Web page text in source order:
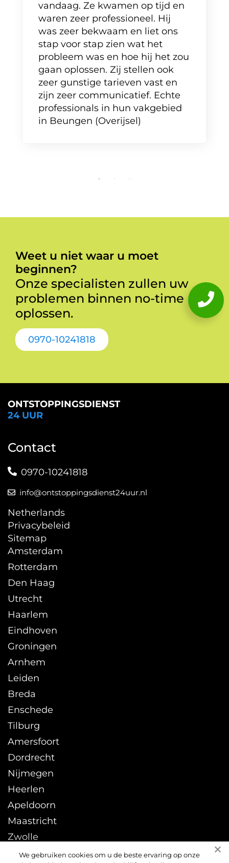
vandaag. Ze kwamen op tijd en
waren zeer professioneel. Hij
was zeer bekwaam en liet ons
stap voor stap zien wat het
probleem was en hoe hij het zou
gaan oplossen. Zij stellen ook
zeer gunstige tarieven vast en
zijn zeer communicatief. Echte
professionals in hun vakgebied
in Beungen (Overijsel)
We gebruiken cookies om u de beste ervaring op onze
Weet u niet waar u moet
beginnen?
Onze specialisten zullen uw
problemen binnen no-time
oplossen.
0970-10241818
ONTSTOPPINGSDIENST
24 UUR
Contact
0970-10241818
info@ontstoppingsdienst24uur.nl
Netherlands
Privacybeleid
Sitemap
Amsterdam
Rotterdam
Den Haag
Utrecht
Haarlem
Eindhoven
Groningen
Arnhem
Leiden
Breda
Enschede
Tilburg
Amersfoort
Dordrecht
Nijmegen
Heerlen
Apeldoorn
Maastricht
Zwolle
Leeuwarden